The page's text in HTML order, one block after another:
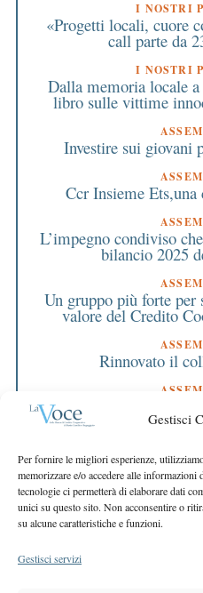
Gestisci
Per fornire le migliori esperienze,
memorizzare e/o accedere alle
tecnologie ci permetterà di elaborare dati
unici su questo sito. Non acconsentire o
su alcune caratteristiche e funzioni.
Gestisci servizi
I NOSTRI
«Progetti locali, cuore
call parte da
I NOSTRI
Dalla memoria locale
libro sulle vittime
Investire sui giovani
Ccr Insieme Ets,una
L’impegno condiviso
bilancio 2025
Un gruppo più forte per
valore del Credito
Rinnovato il
Bilancio approvato
destinati
EDITORIALE
Crescere
EDITORIALE
Costruire